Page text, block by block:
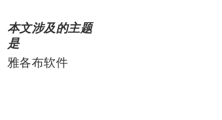
本文涉及的主题
是
雅各布软件